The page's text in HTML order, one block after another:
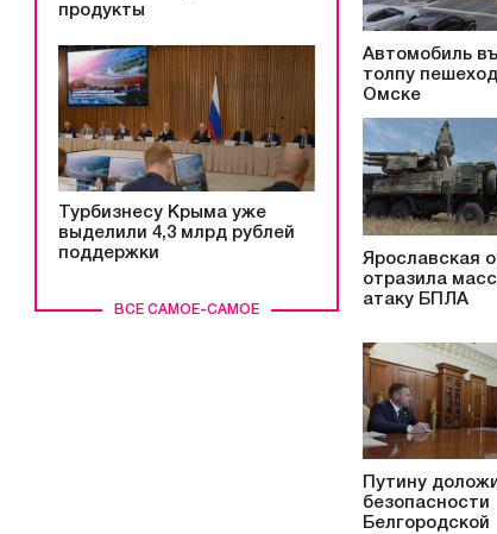
ВСЕ САМОЕ-САМОЕ
продукты
Турбизнесу Крыма уже
выделили 4,3 млрд рублей
поддержки
Автомобиль
толпу
Омске
Ярославская
отразила
атаку БПЛА
Путину
безопасности
Белгородской